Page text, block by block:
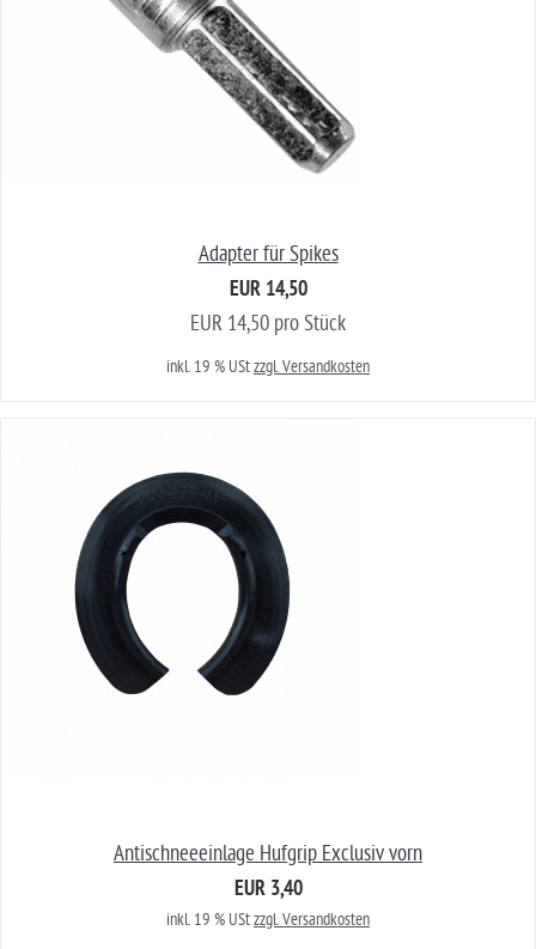
Adapter für Spikes
EUR 14,50
EUR 14,50 pro Stück
inkl. 19 % UStzzgl. Versandkosten
Antischneeeinlage Hufgrip Exclusiv vorn
EUR 3,40
inkl. 19 % UStzzgl. Versandkosten